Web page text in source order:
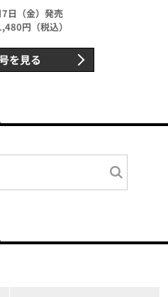
日（金）発売
円（税込）
を見る